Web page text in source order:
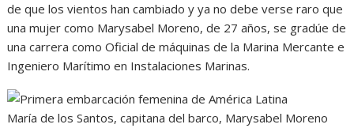
de que los vientos han cambiado y ya no debe verse raro que
una mujer como Marysabel Moreno, de 27 años, se gradúe de
una carrera como Oficial de máquinas de la Marina Mercante e
Ingeniero Marítimo en Instalaciones Marinas.
María de los Santos, capitana del barco, Marysabel Moreno